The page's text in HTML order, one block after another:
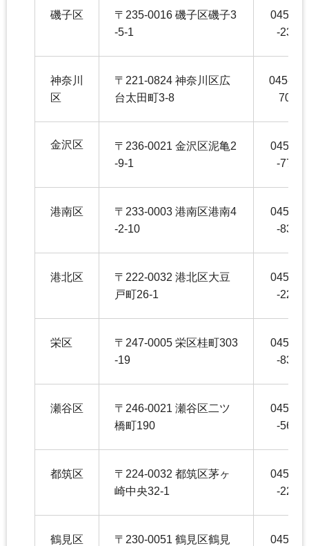
磯子区
〒235-0016 磯子区磯子3
-5-1
045-
-2354
神奈川
区
〒221-0824 神奈川区広
台太田町3-8
045-
7041
金沢区
〒236-0021 金沢区泥亀2
-9-1
045-
-7746
港南区
〒233-0003 港南区港南4
-2-10
045-
-8355
港北区
〒222-0032 港北区大豆
戸町26-1
045-
-2271
栄区
〒247-0005 栄区桂町303
-19
045-
-8350
瀬谷区
〒246-0021 瀬谷区二ツ
橋町190
045-
-5653
都筑区
〒224-0032 都筑区茅ヶ
崎中央32-1
045-
-2263
鶴見区
〒230-0051 鶴見区鶴見
045-